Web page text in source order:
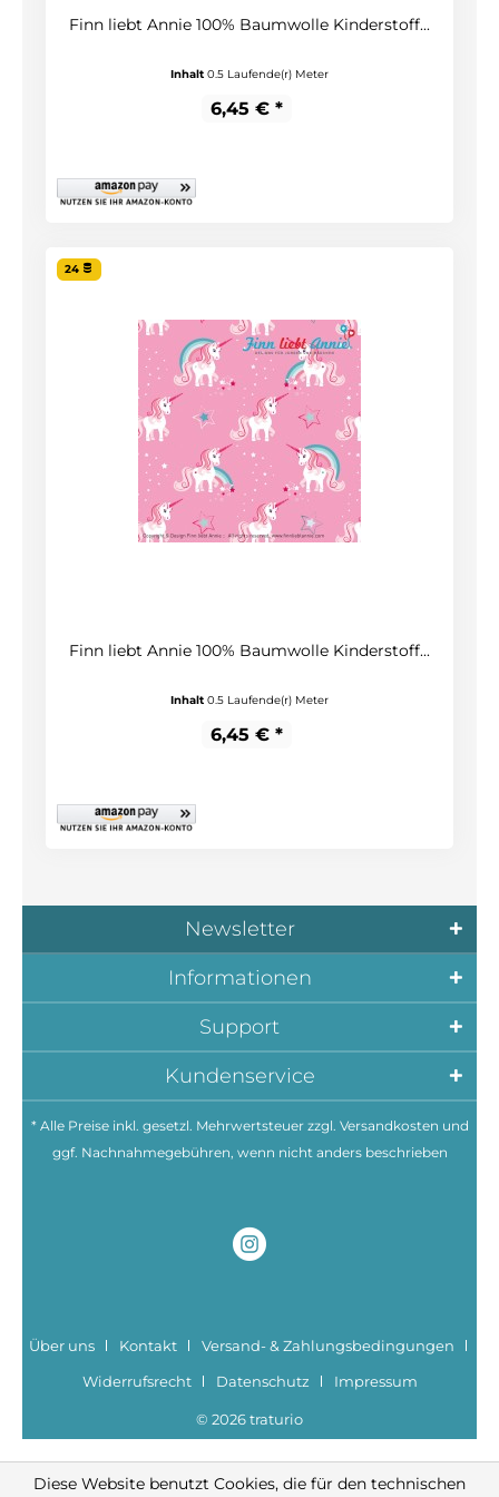
Finn liebt Annie 100% Baumwolle Kinderstoff...
Inhalt 0.5 Laufende(r) Meter
6,45 € *
24
Finn liebt Annie 100% Baumwolle Kinderstoff...
Inhalt 0.5 Laufende(r) Meter
6,45 € *
Kundenservice
Support
Informationen
Newsletter
* Alle Preise inkl. gesetzl. Mehrwertsteuer zzgl. Versandkosten und
ggf. Nachnahmegebühren, wenn nicht anders beschrieben
Über uns Kontakt
Versand- & Zahlungsbedingungen
Widerrufsrecht
Datenschutz Impressum
© 2026 traturio
Diese Website benutzt Cookies, die für den technischen